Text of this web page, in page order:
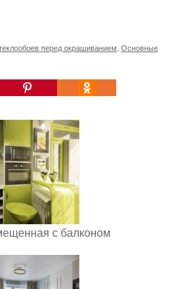
перед окрашиванием, Основные
с балконом